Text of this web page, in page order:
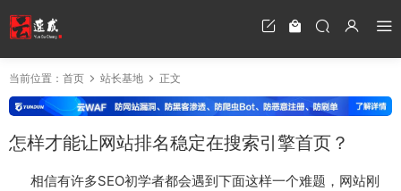
当前位置： 首页 站长基地 正文
怎样才能让网站排名稳定在搜索引擎首页？
相信有许多SEO初学者都会遇到下面这样一个难题，网站刚